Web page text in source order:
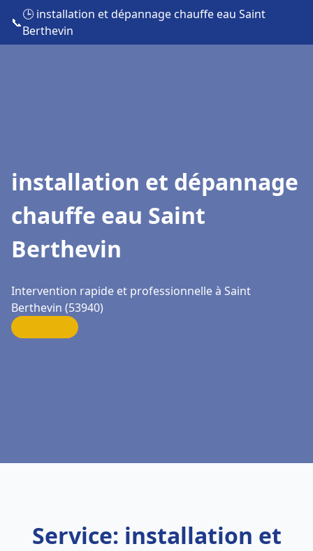
📞
🕒 installation et dépannage chauffe eau Saint
Berthevin
installation et dépannage
chauffe eau Saint
Berthevin
Intervention rapide et professionnelle à Saint
Berthevin (53940)
Service: installation et